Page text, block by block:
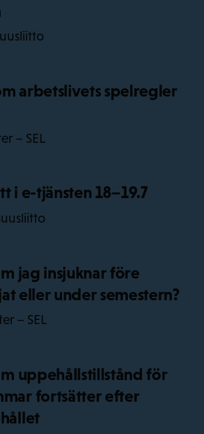
arbetslivets spelregler
– SEL
i e-tjänsten 18–19.7
jag insjuknar före
eller under semestern?
– SEL
uppehållstillstånd för
fortsätter efter